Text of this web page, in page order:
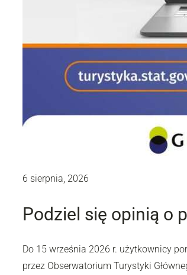
6 sierpnia, 2026
Podziel się opinią o
Do 15 września 2026 r. użytkownicy
przez Obserwatorium Turystyki